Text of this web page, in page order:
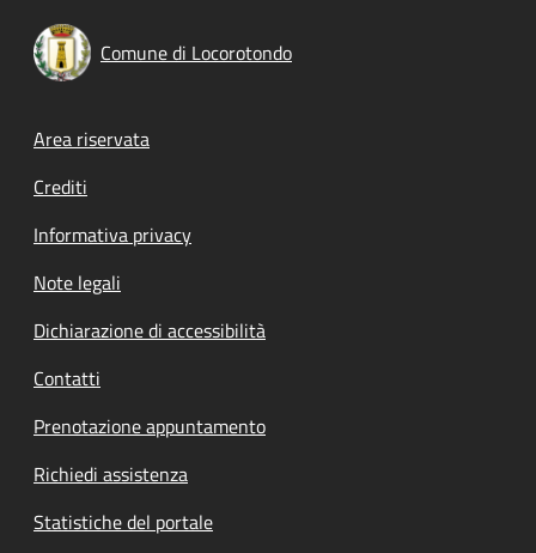
Comune di Locorotondo
Footer menu
Area riservata
Crediti
Informativa privacy
Note legali
Dichiarazione di accessibilità
Contatti
Prenotazione appuntamento
Richiedi assistenza
Statistiche del portale